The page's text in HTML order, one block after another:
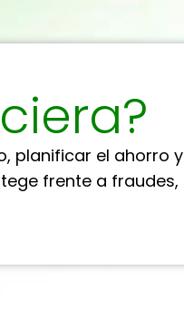
planificar el ahorro y
frente a fraudes,